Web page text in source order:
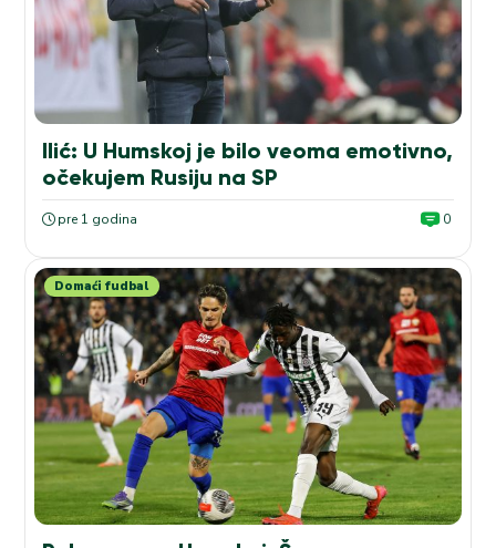
Ilić: U Humskoj je bilo veoma emotivno,
očekujem Rusiju na SP
pre 1 godina 0
Domaći fudbal